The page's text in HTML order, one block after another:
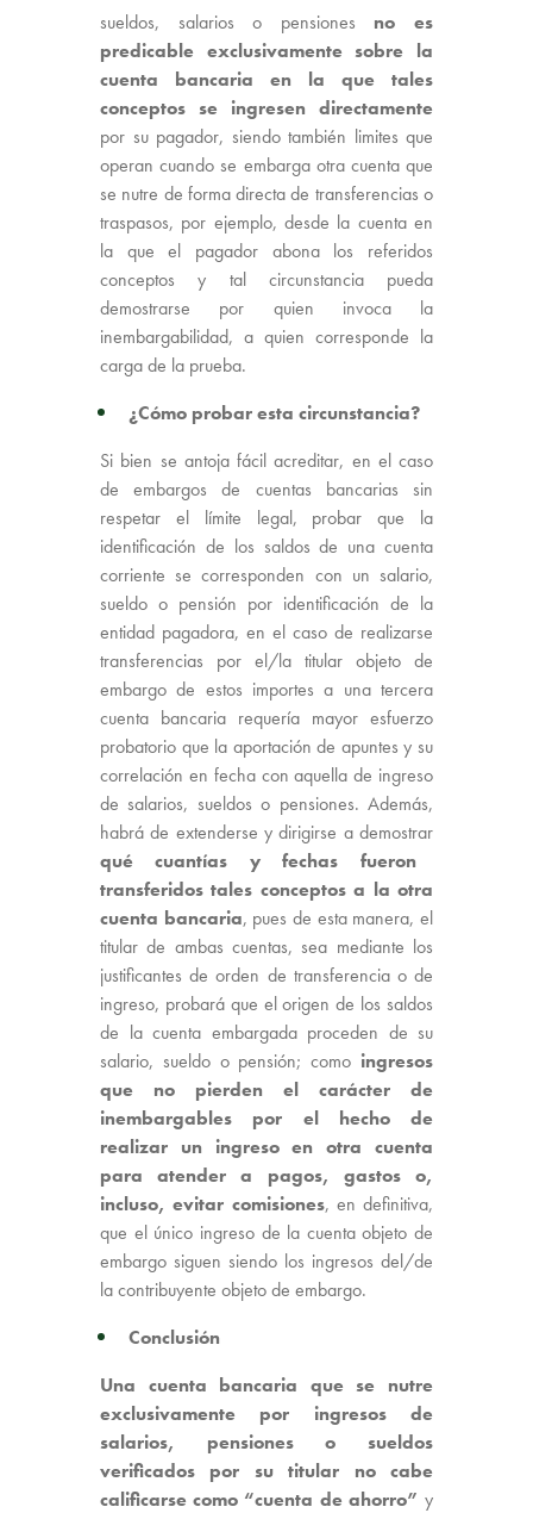
sueldos, salarios o pensiones no es
predicable exclusivamente sobre la
cuenta bancaria en la que tales
conceptos se ingresen directamente
por su pagador, siendo también limites que
operan cuando se embarga otra cuenta que
se nutre de forma directa de transferencias o
traspasos, por ejemplo, desde la cuenta en
la que el pagador abona los referidos
conceptos y tal circunstancia pueda
demostrarse por quien invoca la
inembargabilidad, a quien corresponde la
carga de la prueba.
¿Cómo probar esta circunstancia?
Si bien se antoja fácil acreditar, en el caso
de embargos de cuentas bancarias sin
respetar el límite legal, probar que la
identificación de los saldos de una cuenta
corriente se corresponden con un salario,
sueldo o pensión por identificación de la
entidad pagadora, en el caso de realizarse
transferencias por el/la titular objeto de
embargo de estos importes a una tercera
cuenta bancaria requería mayor esfuerzo
probatorio que la aportación de apuntes y su
correlación en fecha con aquella de ingreso
de salarios, sueldos o pensiones. Además,
habrá de extenderse y dirigirse a demostrar
qué cuantías y fechas fueron
transferidos tales conceptos a la otra
cuenta bancaria, pues de esta manera, el
titular de ambas cuentas, sea mediante los
justificantes de orden de transferencia o de
ingreso, probará que el origen de los saldos
de la cuenta embargada proceden de su
salario, sueldo o pensión; como ingresos
que no pierden el carácter de
inembargables por el hecho de
realizar un ingreso en otra cuenta
para atender a pagos, gastos o,
incluso, evitar comisiones, en definitiva,
que el único ingreso de la cuenta objeto de
embargo siguen siendo los ingresos del/de
la contribuyente objeto de embargo.
Conclusión
Una cuenta bancaria que se nutre
exclusivamente por ingresos de
salarios, pensiones o sueldos
verificados por su titular no cabe
calificarse como “cuenta de ahorro” y